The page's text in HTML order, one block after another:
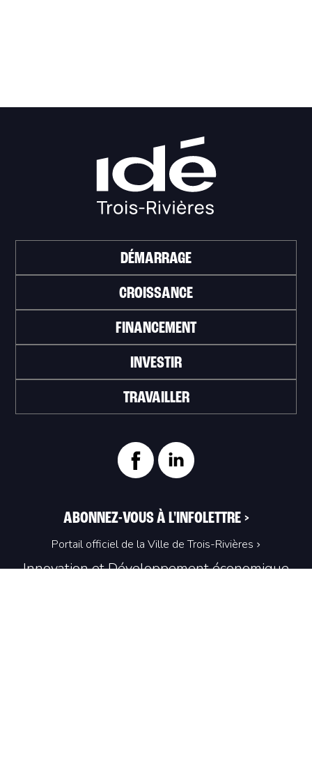
Innovation et Développement économique
DÉMARRAGE
CROISSANCE
FINANCEMENT
INVESTIR
TRAVAILLER
ABONNEZ-VOUS À L'INFOLETTRE >
Portail officiel de la Ville de Trois-Rivières